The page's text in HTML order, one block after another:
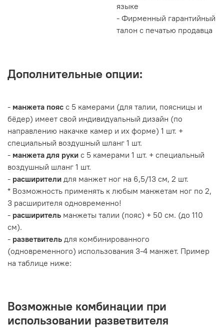
языке
- Фирменный гарантийный
талон с печатью продавца
Дополнительные опции:
- манжета пояс с 5 камерами (для талии, поясницы и
бёдер) имеет свой индивидуальный дизайн (по
направлению накачке камер и их форме) 1 шт. +
специальный воздушный шланг 1 шт.
- манжета для руки с 5 камерами 1 шт. + специальный
воздушный шланг 1 шт.
- расширители для манжет ног на 6,5/13 см, 2 шт.
* Возможность применять к любым манжетам ног по 2,
3 расширителя одновременно!
- расширитель манжеты талии (пояс) + 50 см. (до 110
см).
- разветвитель для комбинированного
(одновременного) использования 3-4 манжет. Пример
на таблице ниже:
Возможные комбинации при
использовании разветвителя